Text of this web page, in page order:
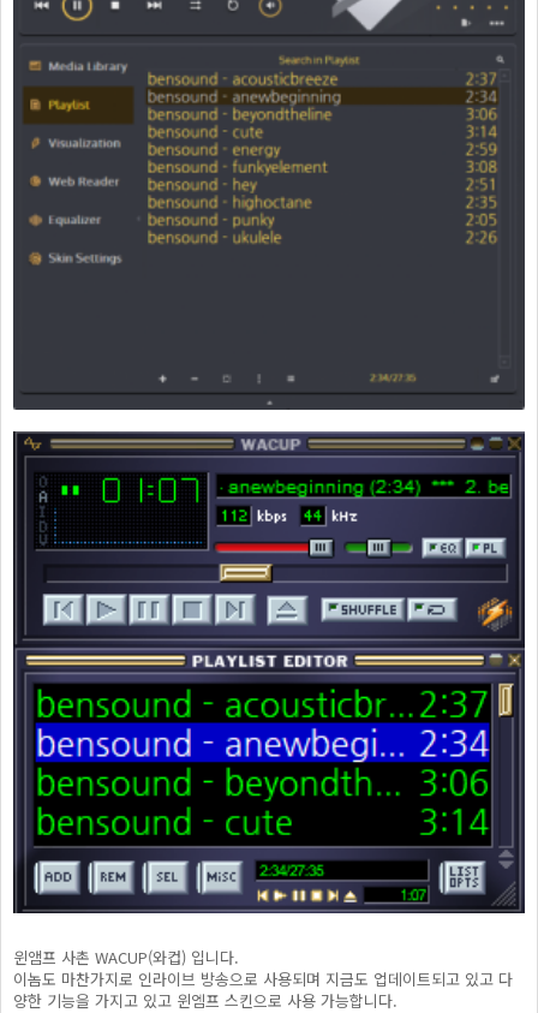
윈앰프 사촌 WACUP(와컵) 입니다.
이놈도 마찬가지로 인라이브 방송으로 사용되며 지금도 업데이트되고 있고 다
양한 기능을 가지고 있고 윈엠프 스킨으로 사용 가능합니다.